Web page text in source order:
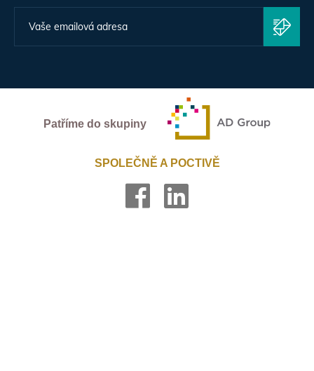
Patříme do skupiny
SPOLEČNĚ A POCTIVĚ